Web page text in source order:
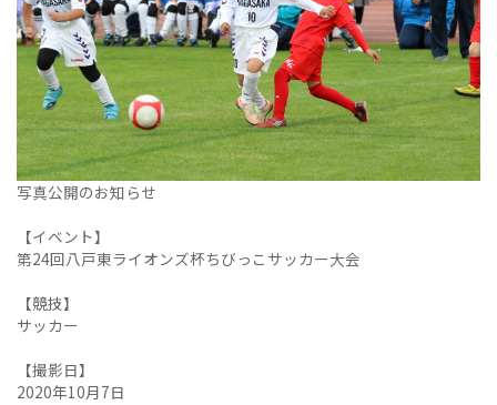
写真公開のお知らせ
【イベント】
第24回八戸東ライオンズ杯ちびっこサッカー大会
【競技】
サッカー
【撮影日】
2020年10月7日